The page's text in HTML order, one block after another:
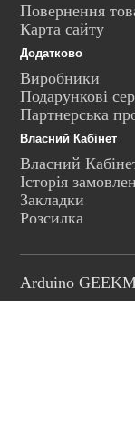
Повернення
Карта сайту
Додатково
Виробники
Подарункові
Партнерська
Власний Кабінет
Власний
Історія
Закладки
Розсилка
Arduino